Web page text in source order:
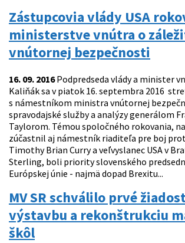
Zástupcovia vlády USA
ministerstve vnútra o
vnútornej bezpečnosti
16. 09. 2016Podpredseda vlády a minister
Kaliňák sa v piatok 16. septembra 2016
s námestníkom ministra vnútornej
spravodajské služby a analýzy generálom
Taylorom. Témou spoločného rokovania,
zúčastnil aj námestník riaditeľa pre boj
Timothy Brian Curry a veľvyslanec USA v
Sterling, boli priority slovenského
Európskej únie - najmä dopad Brexitu...
MV SR schválilo prvé
výstavbu a rekonštrukciu
škôl